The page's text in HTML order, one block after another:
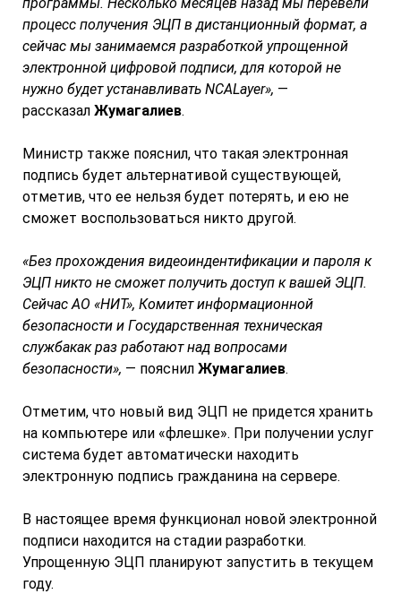
процесс получения ЭЦП в дистанционный формат, а
сейчас мы занимаемся разработкой упрощенной
электронной цифровой подписи, для которой не
нужно будет устанавливать NCALayer», —
рассказал Жумагалиев.
Министр также пояснил, что такая электронная
подпись будет альтернативой существующей,
отметив, что ее нельзя будет потерять, и ею не
сможет воспользоваться никто другой.
«Без прохождения видеоиндентификации и пароля к
ЭЦП никто не сможет получить доступ к вашей ЭЦП.
Сейчас АО «НИТ», Комитет информационной
безопасности и Государственная техническая
службакак раз работают над вопросами
безопасности», — пояснил Жумагалиев.
Отметим, что новый вид ЭЦП не придется хранить
на компьютере или «флешке». При получении услуг
система будет автоматически находить
электронную подпись гражданина на сервере.
В настоящее время функционал новой электронной
подписи находится на стадии разработки.
Упрощенную ЭЦП планируют запустить в текущем
году.